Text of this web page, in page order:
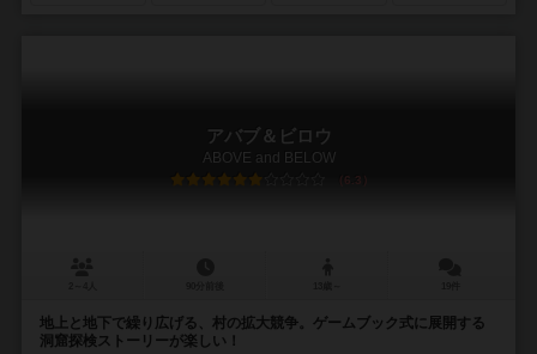
アバブ＆ビロウ
ABOVE and BELOW
6.3
地上と地下で繰り広げる、村の拡大競争。ゲームブック式に展開する
洞窟探検ストーリーが楽しい！